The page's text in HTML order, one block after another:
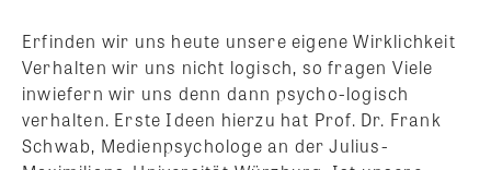
Erfinden wir uns heute unsere eigene Wirklichkeit
Verhalten wir uns nicht logisch, so fragen Viele
inwiefern wir uns denn dann psycho-logisch
verhalten. Erste Ideen hierzu hat Prof. Dr. Frank
Schwab, Medienpsychologe an der Julius-